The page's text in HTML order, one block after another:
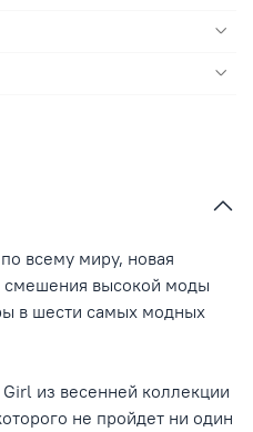
всему миру, новая
смешения высокой моды
в шести самых модных
из весенней коллекции
не пройдет ни один